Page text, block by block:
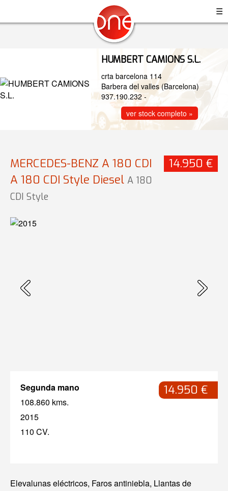
☰
HUMBERT CAMIONS S.L.
crta barcelona 114
Barbera del valles (Barcelona)
937.190.232 -
ver stock completo »
MERCEDES-BENZ A 180 CDI
A 180 CDI Style Diesel A 180
CDI Style
14.950 €
Segunda mano
108.860 kms.
2015
110 CV.
14.950 €
Elevalunas eléctricos, Faros antiniebla, Llantas de